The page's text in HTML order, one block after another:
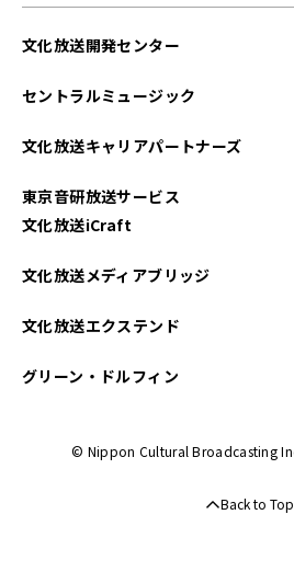
2023年01月
文化放送開発センター
セントラルミュージック
文化放送キャリアパートナーズ
東京音研放送サービス
文化放送iCraft
文化放送メディアブリッジ
文化放送エクステンド
グリーン・ドルフィン
© Nippon Cultural Broadcasting
Back to Top